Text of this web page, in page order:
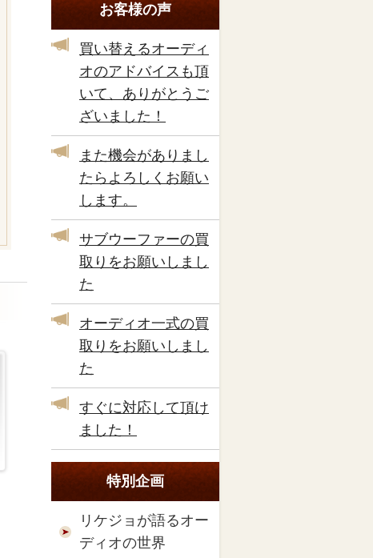
お客様の声
買い替えるオーディ
オのアドバイスも頂
いて、ありがとうご
ざいました！
また機会がありまし
たらよろしくお願い
します。
サブウーファーの買
取りをお願いしまし
た
オーディオ一式の買
取りをお願いしまし
た
すぐに対応して頂け
ました！
特別企画
リケジョが語るオー
ディオの世界